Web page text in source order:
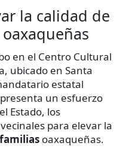
la calidad de
en el Centro Cultural
ubicado en Santa
estatal
un esfuerzo
Estado, los
para elevar la
oaxaqueñas.